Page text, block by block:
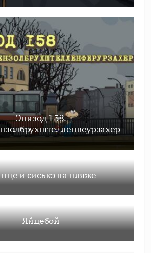
Эпизод 158.
и сиськэ на пляже
Яйцебой